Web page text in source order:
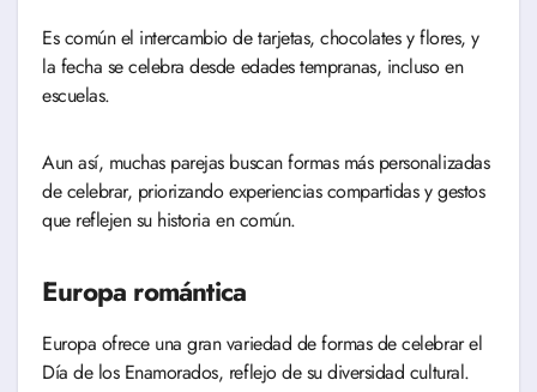
Es común el intercambio de tarjetas, chocolates y flores, y
la fecha se celebra desde edades tempranas, incluso en
escuelas.
Aun así, muchas parejas buscan formas más personalizadas
de celebrar, priorizando experiencias compartidas y gestos
que reflejen su historia en común.
Europa romántica
Europa ofrece una gran variedad de formas de celebrar el
Día de los Enamorados, reflejo de su diversidad cultural.